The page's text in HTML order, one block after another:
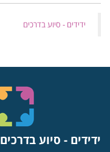
‏ידידים - סיוע בדרכים
ידידים - סיוע בדרכים